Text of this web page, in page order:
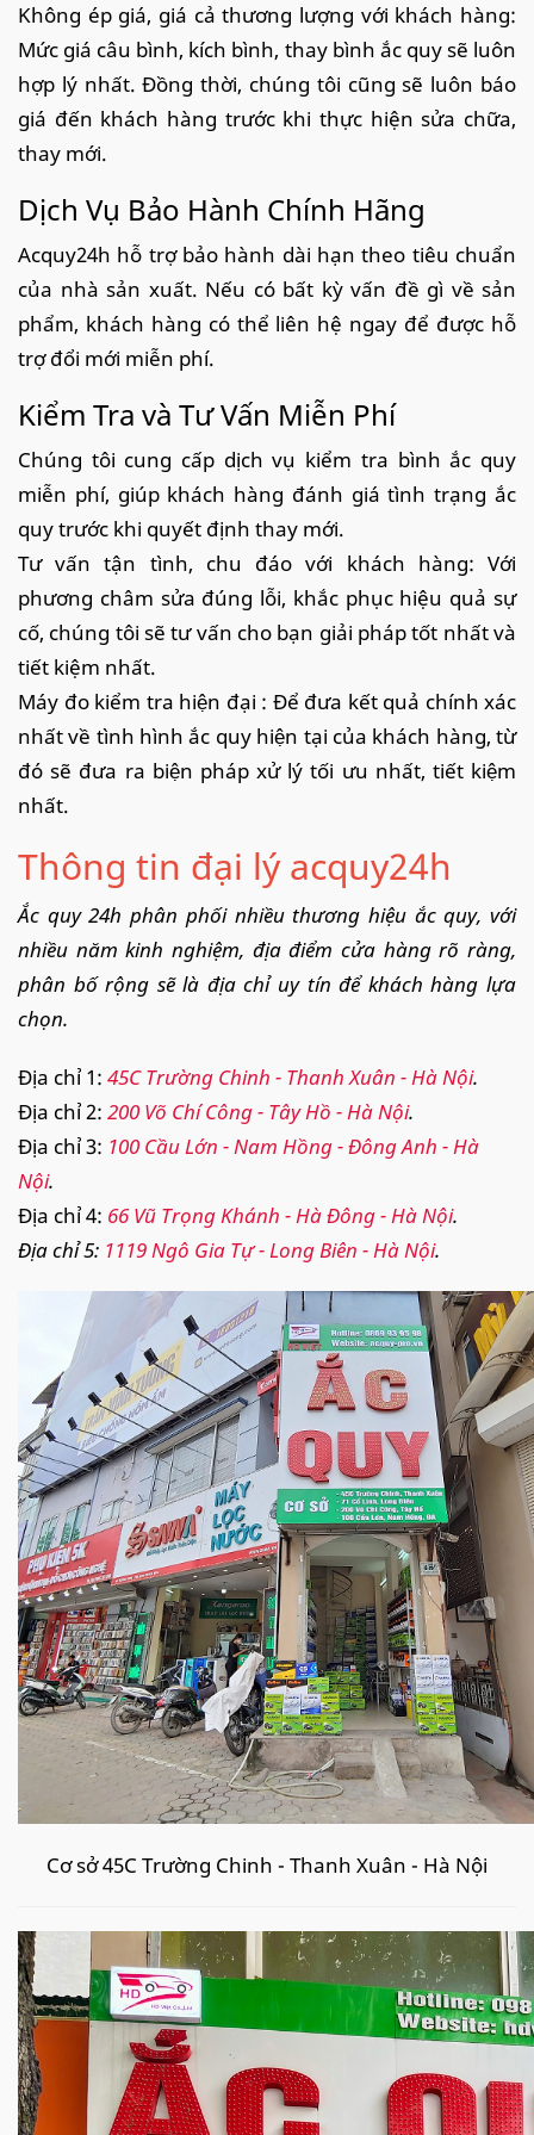
Không ép giá, giá cả thương lượng với khách hàng:
Mức giá câu bình, kích bình, thay bình ắc quy sẽ luôn
hợp lý nhất. Đồng thời, chúng tôi cũng sẽ luôn báo
giá đến khách hàng trước khi thực hiện sửa chữa,
thay mới.
Dịch Vụ Bảo Hành Chính Hãng
Acquy24h hỗ trợ bảo hành dài hạn theo tiêu chuẩn
của nhà sản xuất. Nếu có bất kỳ vấn đề gì về sản
phẩm, khách hàng có thể liên hệ ngay để được hỗ
trợ đổi mới miễn phí.
Kiểm Tra và Tư Vấn Miễn Phí
Chúng tôi cung cấp dịch vụ kiểm tra bình ắc quy
miễn phí, giúp khách hàng đánh giá tình trạng ắc
quy trước khi quyết định thay mới.
Tư vấn tận tình, chu đáo với khách hàng: Với
phương châm sửa đúng lỗi, khắc phục hiệu quả sự
cố, chúng tôi sẽ tư vấn cho bạn giải pháp tốt nhất và
tiết kiệm nhất.
Máy đo kiểm tra hiện đại : Để đưa kết quả chính xác
nhất về tình hình ắc quy hiện tại của khách hàng, từ
đó sẽ đưa ra biện pháp xử lý tối ưu nhất, tiết kiệm
nhất.
Thông tin đại lý acquy24h
Ắc quy 24h phân phối nhiều thương hiệu ắc quy, với
nhiều năm kinh nghiệm, địa điểm cửa hàng rõ ràng,
phân bố rộng sẽ là địa chỉ uy tín để khách hàng lựa
chọn.
Địa chỉ 1: 45C Trường Chinh - Thanh Xuân - Hà Nội.
Địa chỉ 2: 200 Võ Chí Công - Tây Hồ - Hà Nội.
Địa chỉ 3: 100 Cầu Lớn - Nam Hồng - Đông Anh - Hà
Nội.
Địa chỉ 4: 66 Vũ Trọng Khánh - Hà Đông - Hà Nội.
Địa chỉ 5: 1119 Ngô Gia Tự - Long Biên - Hà Nội.
Cơ sở 45C Trường Chinh - Thanh Xuân - Hà Nội